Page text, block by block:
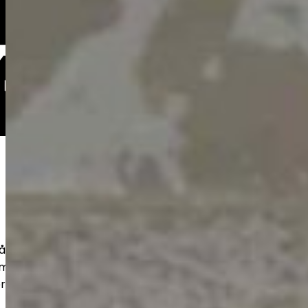
betonggolv för exempelvis
Noggrant förarbete och rätt
livslängd och ett snyggt